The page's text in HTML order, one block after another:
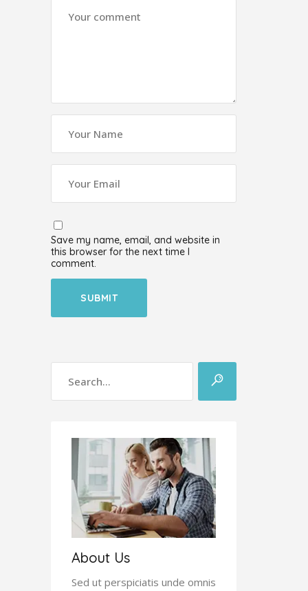
Save my name, email, and website in
this browser for the next time I
comment.
About Us
Sed ut perspiciatis unde omnis